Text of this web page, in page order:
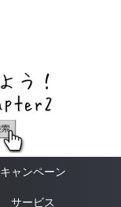
キャンペーン
サービス